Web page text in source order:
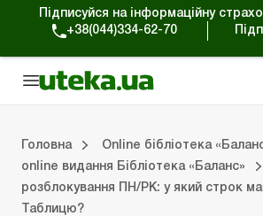
Підписуйся на інформаційну
+38(044)334-62-70
Головна Online бібліотека
online видання Бібліотека «Баланс»
розблокування ПН/РК: у який строк
Таблицю?